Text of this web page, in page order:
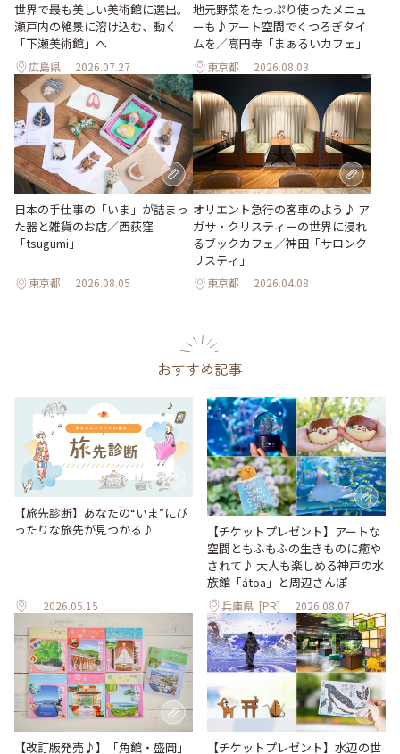
世界で最も美しい美術館に選出。
瀬戸内の絶景に溶け込む、動く
「下瀬美術館」へ
広島県 2026.07.27
地元野菜をたっぷり使ったメニュ
ーも♪アート空間でくつろぎタイ
ムを／高円寺「まぁるいカフェ」
東京都 2026.08.03
日本の手仕事の「いま」が詰まっ
た器と雑貨のお店／西荻窪
「tsugumi」
東京都 2026.08.05
オリエント急行の客車のよう♪ ア
ガサ・クリスティーの世界に浸れ
るブックカフェ／神田「サロンク
リスティ」
東京都 2026.04.08
おすすめ記事
【旅先診断】あなたの“いま”にぴ
ったりな旅先が見つかる♪
2026.05.15
【チケットプレゼント】アートな
空間ともふもふの生きものに癒や
されて♪ 大人も楽しめる神戸の水
族館「átoa」と周辺さんぽ
兵庫県 [PR] 2026.08.07
【改訂版発売♪】「角館・盛岡」 【チケットプレゼント】水辺の世